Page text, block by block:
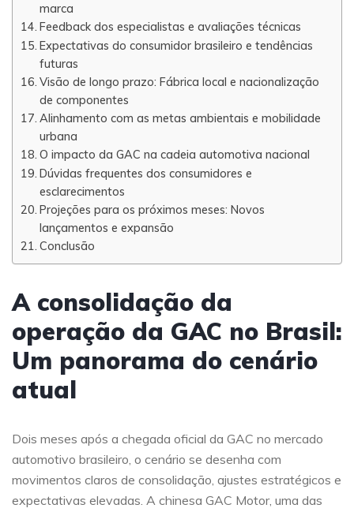
marca
Feedback dos especialistas e avaliações técnicas
Expectativas do consumidor brasileiro e tendências
futuras
Visão de longo prazo: Fábrica local e nacionalização
de componentes
Alinhamento com as metas ambientais e mobilidade
urbana
O impacto da GAC na cadeia automotiva nacional
Dúvidas frequentes dos consumidores e
esclarecimentos
Projeções para os próximos meses: Novos
lançamentos e expansão
Conclusão
A consolidação da
operação da GAC no Brasil:
Um panorama do cenário
atual
Dois meses após a chegada oficial da GAC no mercado
automotivo brasileiro, o cenário se desenha com
movimentos claros de consolidação, ajustes estratégicos e
expectativas elevadas. A chinesa GAC Motor, uma das